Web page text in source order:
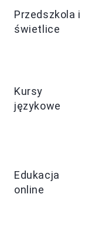
Przedszkola i
świetlice
Kursy
językowe
Edukacja
online